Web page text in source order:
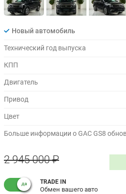
Новый автомобиль
Технический год выпуска
КПП
Двигатель
Привод
Цвет
Больше информации о GAC GS8
2 945 000 ₽
TRADE IN
Обмен вашего авто